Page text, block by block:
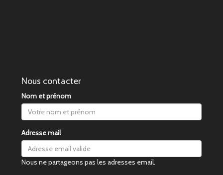
Nous contacter
Nom et prénom
Adresse mail
Nous ne partageons pas les adresses email.